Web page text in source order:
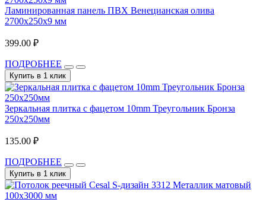
Ламинированная панель ПВХ Венецианская олива
2700x250x9 мм
399.00 ₽
ПОДРОБНЕЕ
Купить в 1 клик
Зеркальная плитка с фацетом 10mm Треугольник Бронза
250х250мм
135.00 ₽
ПОДРОБНЕЕ
Купить в 1 клик